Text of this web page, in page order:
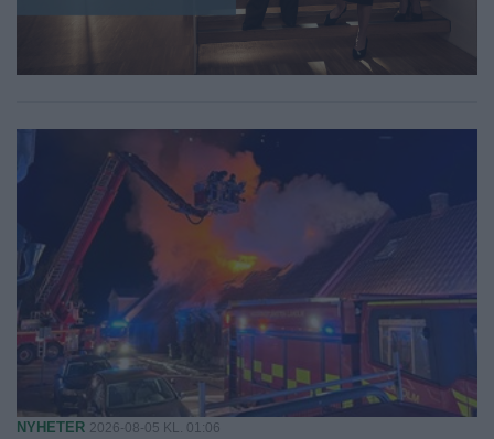
NYHETER 2026-08-05 KL. 01:06